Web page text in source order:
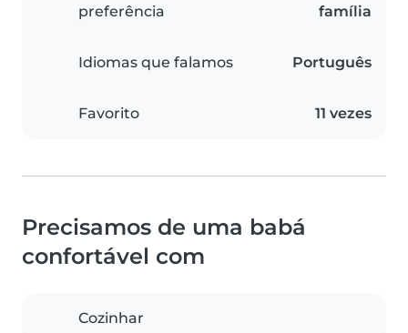
preferência
família
Idiomas que falamos Português
Favorito 11 vezes
Precisamos de uma babá
confortável com
Cozinhar